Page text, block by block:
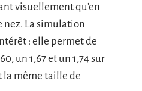
visuellement qu’en
nez. La simulation
: elle permet de
un 1,67 et un 1,74 sur
la même taille de